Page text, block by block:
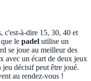
c'est-à-dire 15, 30, 40 et
le padel utilise un
se joue au meilleur des
avec un écart de deux jeux
jeu décisif peut être joué.
au rendez-vous !